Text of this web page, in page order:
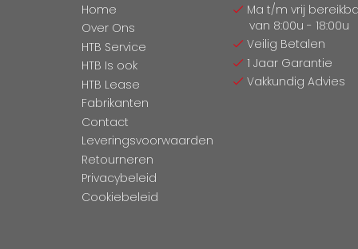
Home
Over Ons
HTB Service
HTB Is ook
HTB Lease
Fabrikanten
Contact
Leveringsvoorwaarden
Retourneren
Privacybeleid
Cookiebeleid
Ma t/m vrij
van 8:00u - 18:00u
Veilig Betalen
1 Jaar Garantie
Vakkundig Advies